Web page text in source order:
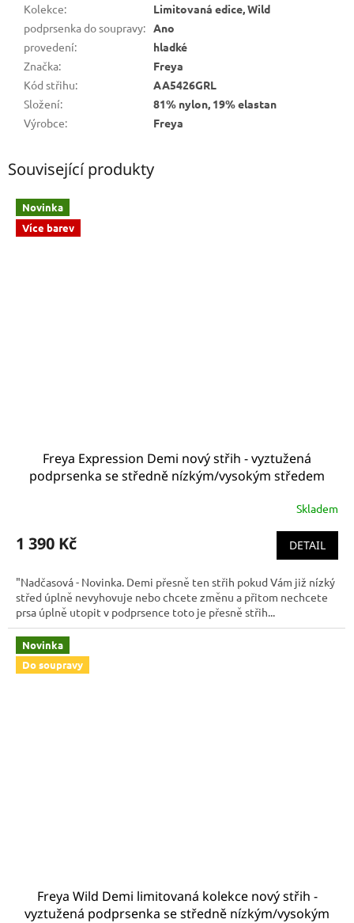
Kolekce:
Limitovaná edice, Wild
podprsenka do soupravy: Ano
provedení:
hladké
Značka:
Freya
Kód střihu:
AA5426GRL
Složení:
81% nylon, 19% elastan
Výrobce: Freya
Související produkty
Novinka
Více barev
Freya Expression Demi nový střih - vyztužená
podprsenka se středně nízkým/vysokým středem
Skladem
1 390 Kč DETAIL
"Nadčasová - Novinka. Demi přesně ten střih pokud Vám již nízký
střed úplně nevyhovuje nebo chcete změnu a přitom nechcete
prsa úplně utopit v podprsence toto je přesně střih...
Novinka
Do soupravy
Freya Wild Demi limitovaná kolekce nový střih -
vyztužená podprsenka se středně nízkým/vysokým